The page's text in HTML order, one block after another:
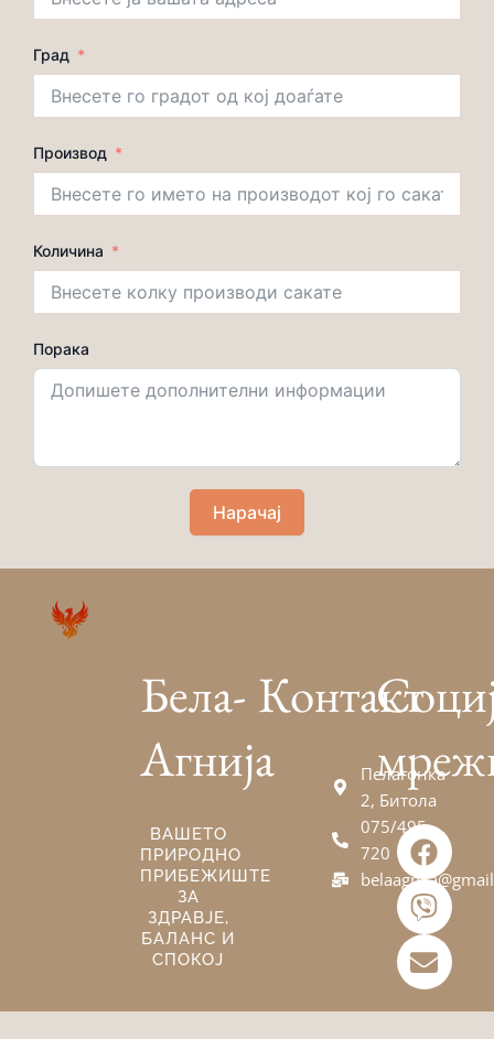
Град
Производ
Количина
Порака
Нарачај
Бела-
Агнија
ВАШЕТО
ПРИРОДНО
ПРИБЕЖИШТЕ
ЗА
ЗДРАВЈЕ,
БАЛАНС И
СПОКОЈ
Контакт
Пелагонка
2, Битола
075/495-
720
F
a
c
e
b
o
V
i
b
e
r
E
n
v
e
l
o